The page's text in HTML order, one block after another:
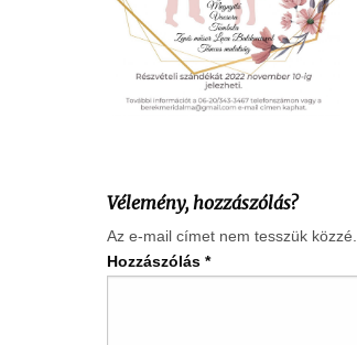
Vélemény, hozzászólás?
Az e-mail címet nem tesszük közzé.
Hozzászólás *